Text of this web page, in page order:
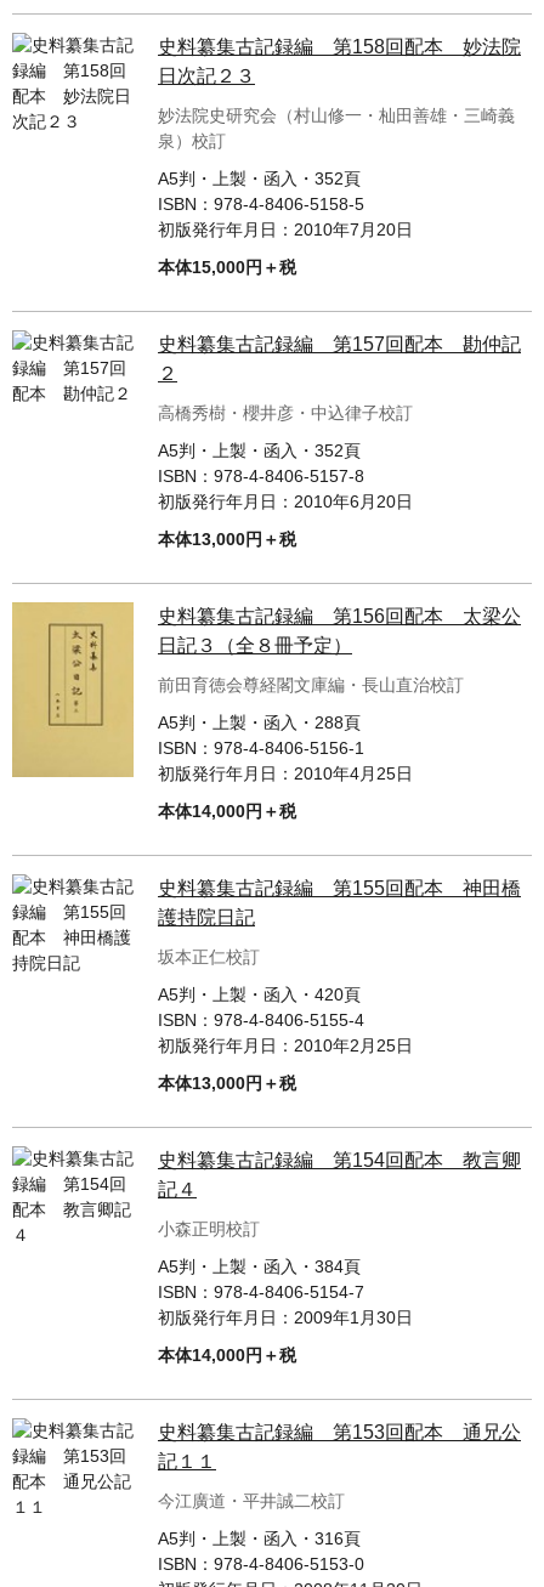
史料纂集古記録編 第158回配本 妙法院
日次記２３
妙法院史研究会（村山修一・杣田善雄・三崎義
泉）校訂
A5判・上製・函入・352頁
ISBN： 978-4-8406-5158-5
初版発行年月日： 2010年7月20日
本体15,000円＋税
史料纂集古記録編 第157回配本 勘仲記
２
高橋秀樹・櫻井彦・中込律子校訂
A5判・上製・函入・352頁
ISBN： 978-4-8406-5157-8
初版発行年月日： 2010年6月20日
本体13,000円＋税
史料纂集古記録編 第156回配本 太梁公
日記３（全８冊予定）
前田育徳会尊経閣文庫編・長山直治校訂
A5判・上製・函入・288頁
ISBN： 978-4-8406-5156-1
初版発行年月日： 2010年4月25日
本体14,000円＋税
史料纂集古記録編 第155回配本 神田橋
護持院日記
坂本正仁校訂
A5判・上製・函入・420頁
ISBN： 978-4-8406-5155-4
初版発行年月日： 2010年2月25日
本体13,000円＋税
史料纂集古記録編 第154回配本 教言卿
記４
小森正明校訂
A5判・上製・函入・384頁
ISBN： 978-4-8406-5154-7
初版発行年月日： 2009年1月30日
本体14,000円＋税
史料纂集古記録編 第153回配本 通兄公
記１１
今江廣道・平井誠二校訂
A5判・上製・函入・316頁
ISBN： 978-4-8406-5153-0